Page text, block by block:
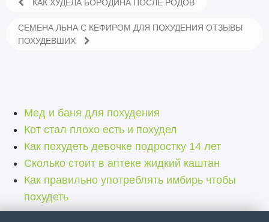
КАК ХУДЕЛА БОРОДИНА ПОСЛЕ РОДОВ
СЕМЕНА ЛЬНА С КЕФИРОМ ДЛЯ ПОХУДЕНИЯ ОТЗЫВЫ
ПОХУДЕВШИХ
Мед и баня для похудения
Кот стал плохо есть и похудел
Как похудеть девочке подростку 14 лет
Сколько стоит в аптеке жидкий каштан
Как правильно употреблять имбирь чтобы
похудеть